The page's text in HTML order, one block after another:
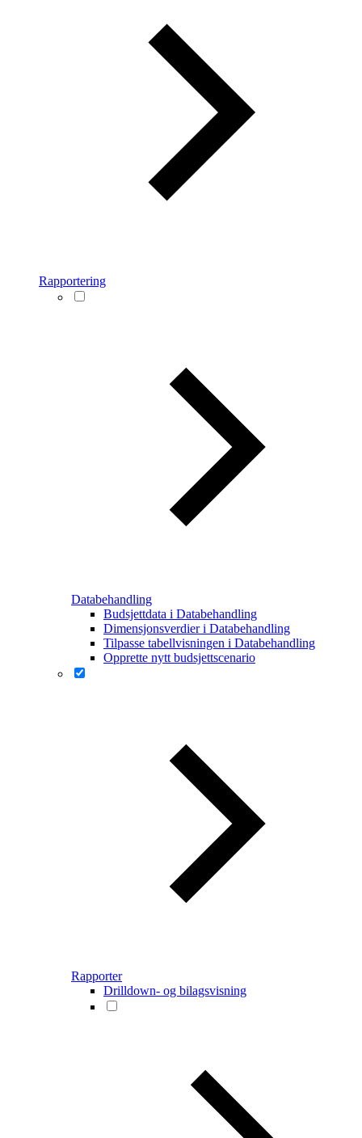
Rapportering
Databehandling
Budsjettdata i Databehandling
Dimensjonsverdier i Databehandling
Tilpasse tabellvisningen i Databehandling
Opprette nytt budsjettscenario
Rapporter
Drilldown- og bilagsvisning